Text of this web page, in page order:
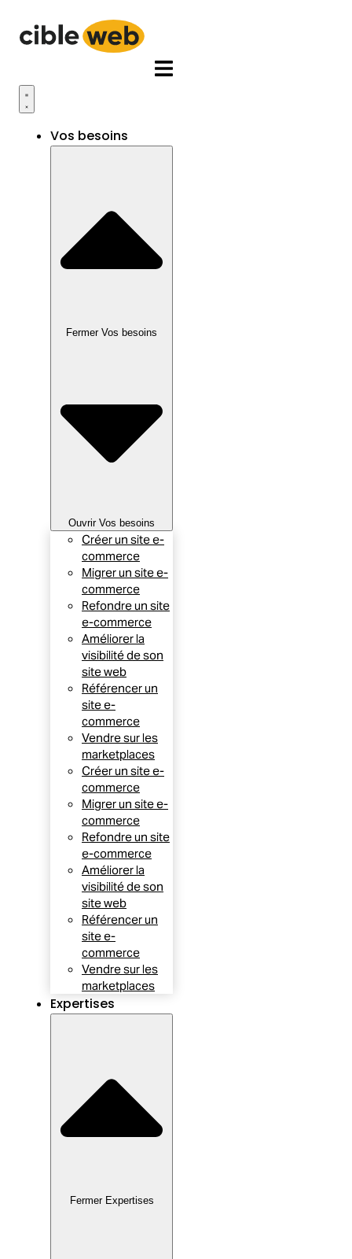
contenu
Vos besoins
Fermer Vos besoins
Ouvrir Vos besoins
Créer un site e-
commerce
Migrer un site e-
commerce
Refondre un site
e-commerce
Améliorer la
visibilité de son
site web
Référencer un
site e-
commerce
Vendre sur les
marketplaces
Créer un site e-
commerce
Migrer un site e-
commerce
Refondre un site
e-commerce
Améliorer la
visibilité de son
site web
Référencer un
site e-
commerce
Vendre sur les
marketplaces
Expertises
Fermer Expertises